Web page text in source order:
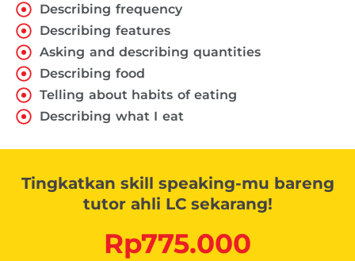
Describing frequency
Describing features
Asking and describing quantities
Describing food
Telling about habits of eating
Describing what I eat
Tingkatkan skill speaking-mu bareng
tutor ahli LC sekarang!
Rp775.000